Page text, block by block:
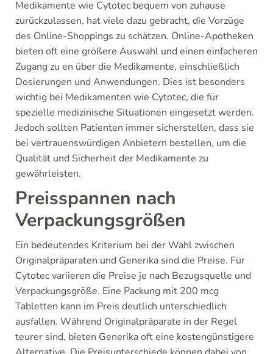
Medikamente wie Cytotec bequem von zuhause
zurückzulassen, hat viele dazu gebracht, die Vorzüge
des Online-Shoppings zu schätzen. Online-Apotheken
bieten oft eine größere Auswahl und einen einfacheren
Zugang zu en über die Medikamente, einschließlich
Dosierungen und Anwendungen. Dies ist besonders
wichtig bei Medikamenten wie Cytotec, die für
spezielle medizinische Situationen eingesetzt werden.
Jedoch sollten Patienten immer sicherstellen, dass sie
bei vertrauenswürdigen Anbietern bestellen, um die
Qualität und Sicherheit der Medikamente zu
gewährleisten.
Preisspannen nach
Verpackungsgrößen
Ein bedeutendes Kriterium bei der Wahl zwischen
Originalpräparaten und Generika sind die Preise. Für
Cytotec variieren die Preise je nach Bezugsquelle und
Verpackungsgröße. Eine Packung mit 200 mcg
Tabletten kann im Preis deutlich unterschiedlich
ausfallen. Während Originalpräparate in der Regel
teurer sind, bieten Generika oft eine kostengünstigere